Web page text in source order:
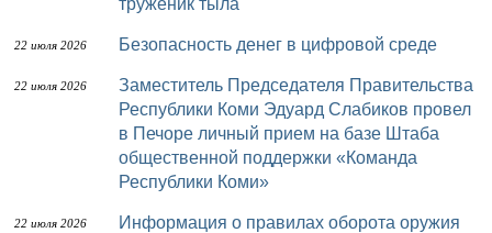
труженик тыла
22 июля 2026 Безопасность денег в цифровой среде
22 июля 2026
Заместитель Председателя Правительства
Республики Коми Эдуард Слабиков провел
в Печоре личный прием на базе Штаба
общественной поддержки «Команда
Республики Коми»
22 июля 2026 Информация о правилах оборота оружия